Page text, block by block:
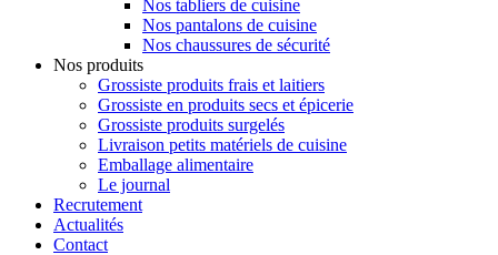
Nos tabliers de cuisine
Nos pantalons de cuisine
Nos chaussures de sécurité
Nos produits
Grossiste produits frais et laitiers
Grossiste en produits secs et épicerie
Grossiste produits surgelés
Livraison petits matériels de cuisine
Emballage alimentaire
Le journal
Recrutement
Actualités
Contact